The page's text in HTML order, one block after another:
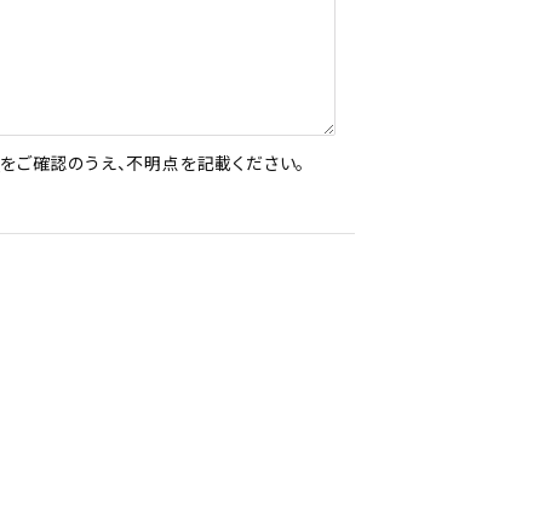
をご確認のうえ、不明点を記載ください。